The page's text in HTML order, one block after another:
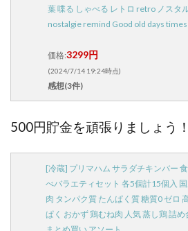
葉 喋る しゃべる レトロ retro ノスタ
nostalgie remind Good old days times
価格:3299円
(2024/7/14 19:24時点)
感想(3件)
500円貯金を頑張りましょう！
[冷蔵] プリマハム サラダチキンバー
べバラエティセット 各5個計15個入
肉 タンパク質 たんぱく質 糖質0 ゼロ
ぱく おかず 鶏むね肉 人気 蒸し鶏 詰め